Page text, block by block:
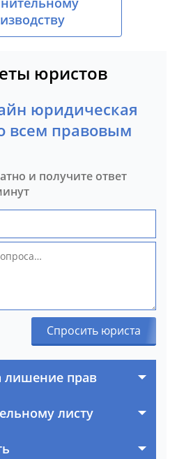
юристов
юридическая
всем правовым
и получите ответ
Спросить юриста
лишение прав
листу